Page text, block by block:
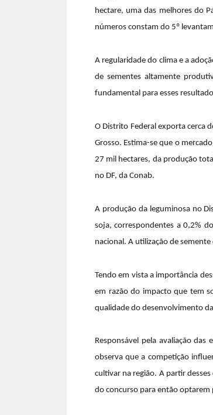
hectare, uma das melhores do
números constam do 5º
A regularidade do clima e a
de sementes altamente
fundamental para esses
O Distrito Federal exporta cerca
Grosso. Estima-se que o
27 mil hectares, da produção
no DF, da Conab.
A produção da leguminosa no
soja, correspondentes a 0,2%
nacional. A utilização de
Tendo em vista a importância
em razão do impacto que tem
qualidade do desenvolvimento
Responsável pela avaliação
observa que a competição
cultivar na região. A partir
do concurso para então optarem